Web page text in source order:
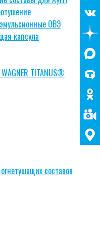
ОВЭ
капсула
TITANUS®
составов